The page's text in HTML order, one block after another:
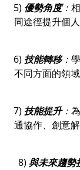
5) 優勢角度：
同途徑提升個
6) 技能轉移：
不同方面的領
7) 技能提升：
通協作、創意
8) 與未來趨勢